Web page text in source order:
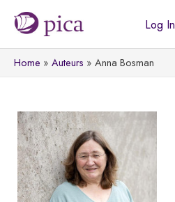
naar
de
inhoud
Log In
Home Auteurs Anna Bosman